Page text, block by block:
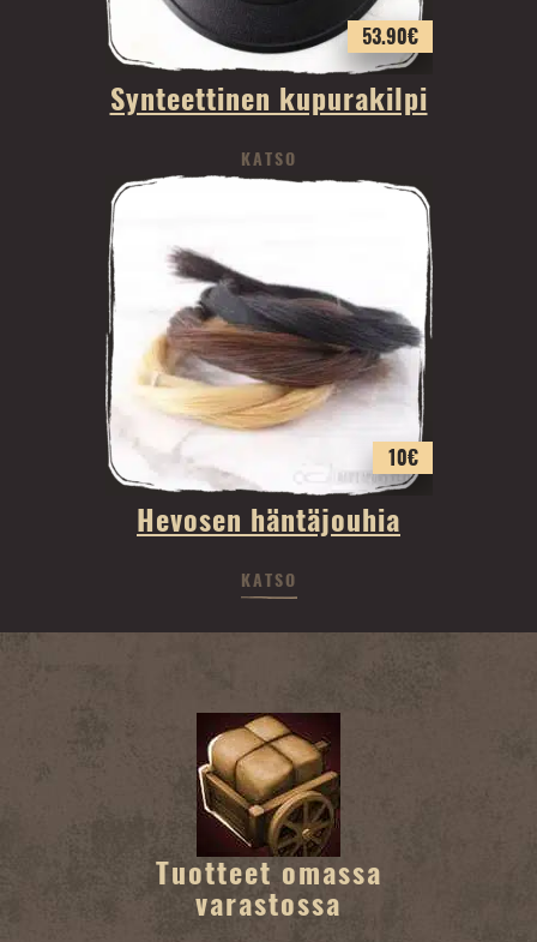
53.90€
Synteettinen kupurakilpi
KATSO
10€
Hevosen häntäjouhia
KATSO
Tuotteet omassa
varastossa